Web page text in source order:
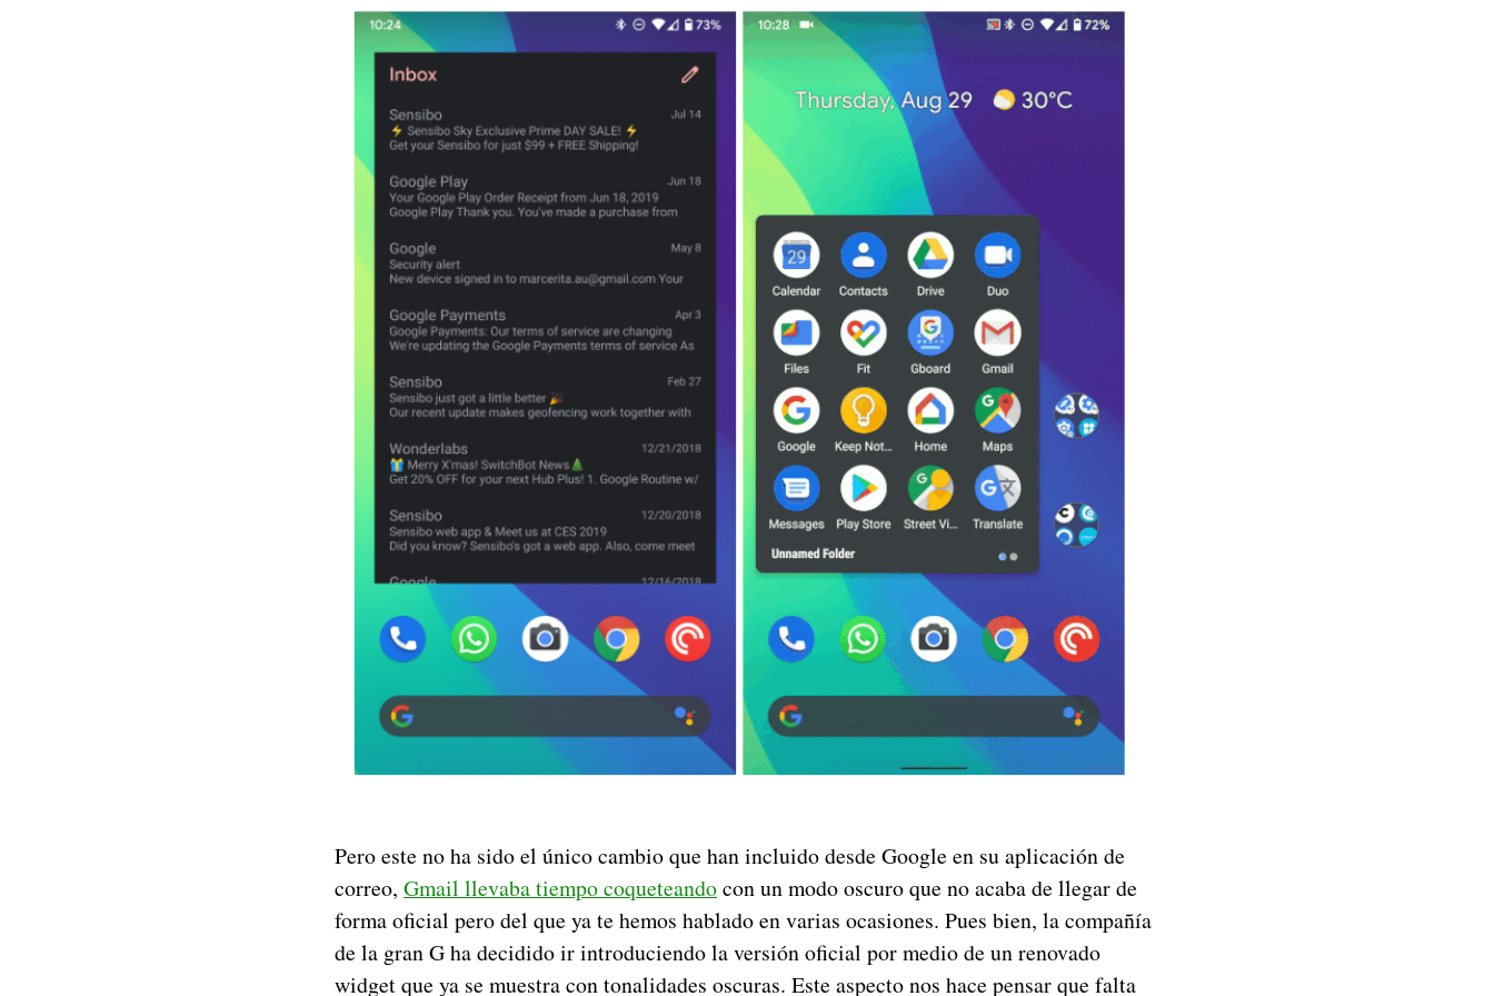
Pero este no ha sido el único cambio que han incluido desde Google en su aplicación de
correo, Gmail llevaba tiempo coqueteandocon un modo oscuro que no acaba de llegar de
forma oficial pero del que ya te hemos hablado en varias ocasiones. Pues bien, la compañía
de la gran G ha decidido ir introduciendo la versión oficial por medio de un renovado
widget que ya se muestra con tonalidades oscuras. Este aspecto nos hace pensar que falta